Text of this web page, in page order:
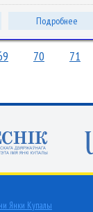
Подробнее
70 71
Янки Купалы